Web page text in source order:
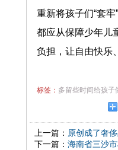
重新将孩子们“套
都应从保障少年儿
负担，让自由快乐
标签： 多留些时间给孩子
上一篇： 原创成了奢
下一篇： 海南省三沙